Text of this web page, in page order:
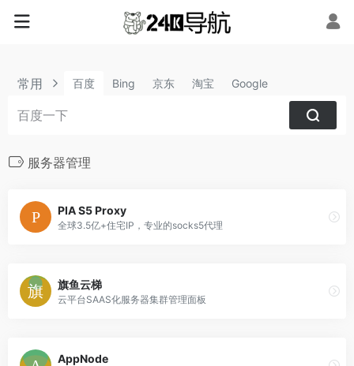
常用 百度 Bing 京东 淘宝 Google
服务器管理
PIA S5 Proxy
全球3.5亿+住宅IP，专业的socks5代理
旗鱼云梯
云平台SAAS化服务器集群管理面板
AppNode